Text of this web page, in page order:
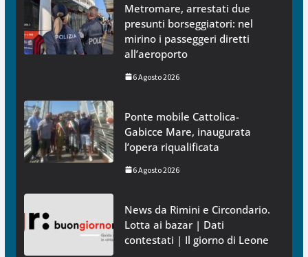
Metromare, arrestati due
presunti borseggiatori: nel
mirino i passeggeri diretti
all’aeroporto
6 Agosto 2026
Ponte mobile Cattolica-
Gabicce Mare, inaugurata
l’opera riqualificata
6 Agosto 2026
News da Rimini e Circondario.
Lotta ai bazar | Dati
contestati | Il giorno di Leone